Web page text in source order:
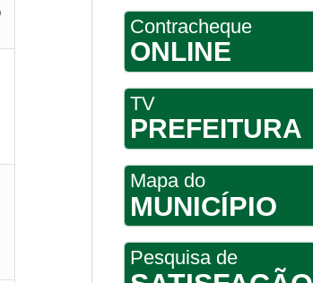
Contracheque
ONLINE
TV
PREFEITURA
Mapa do
MUNICÍPIO
Pesquisa de